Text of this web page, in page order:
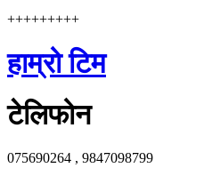
+++++++++
हाम्रो टिम
टेलिफोन
075690264 , 9847098799